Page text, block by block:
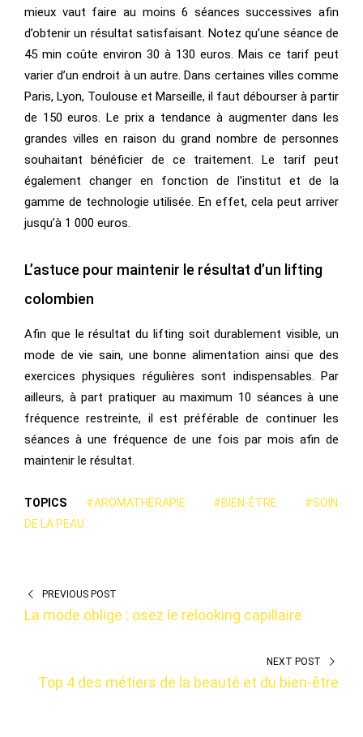
mieux vaut faire au moins 6 séances successives afin
d’obtenir un résultat satisfaisant. Notez qu’une séance de
45 min coûte environ 30 à 130 euros. Mais ce tarif peut
varier d’un endroit à un autre. Dans certaines villes comme
Paris, Lyon, Toulouse et Marseille, il faut débourser à partir
de 150 euros. Le prix a tendance à augmenter dans les
grandes villes en raison du grand nombre de personnes
souhaitant bénéficier de ce traitement. Le tarif peut
également changer en fonction de l’institut et de la
gamme de technologie utilisée. En effet, cela peut arriver
jusqu’à 1 000 euros.
L’astuce pour maintenir le résultat d’un lifting
colombien
Afin que le résultat du lifting soit durablement visible, un
mode de vie sain, une bonne alimentation ainsi que des
exercices physiques régulières sont indispensables. Par
ailleurs, à part pratiquer au maximum 10 séances à une
fréquence restreinte, il est préférable de continuer les
séances à une fréquence de une fois par mois afin de
maintenir le résultat.
TOPICS #AROMATHÉRAPIE #BIEN-ÊTRE
#SOIN
DE LA PEAU
PREVIOUS POST
La mode oblige : osez le relooking capillaire
NEXT POST
Top 4 des métiers de la beauté et du bien-être